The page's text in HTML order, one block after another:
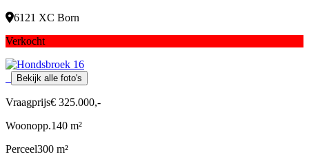
6121 XC Born
Verkocht
Bekijk alle foto's
Vraagprijs€ 325.000,-
Woonopp.140 m²
Perceel300 m²